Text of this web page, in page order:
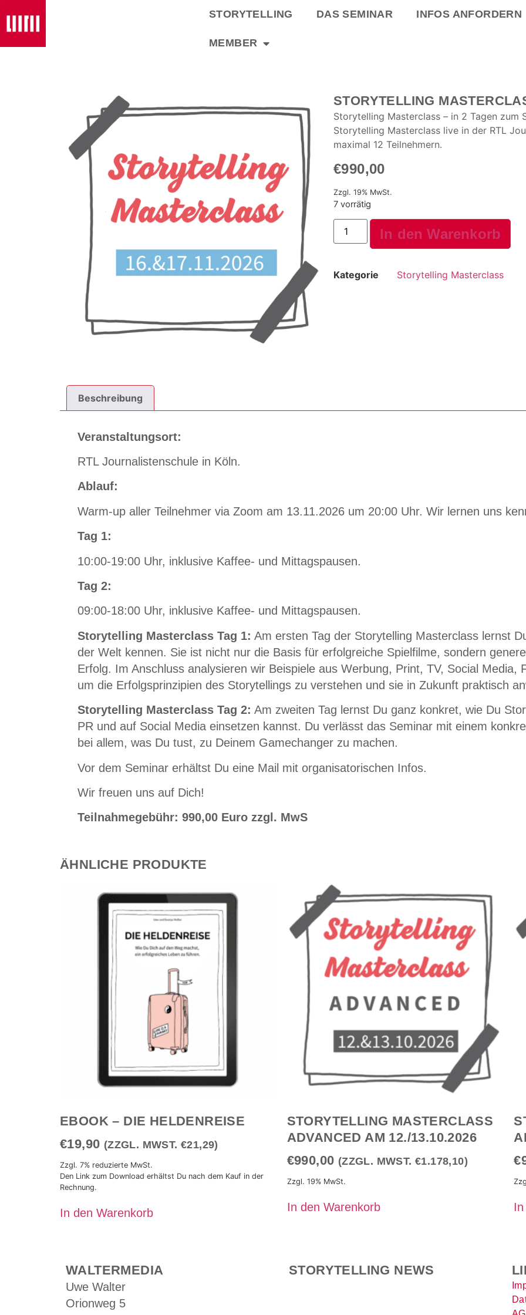
STORYTELLING DAS SEMINAR INFOS ANFORDERN
MEMBER
STORYTELLING
Storytelling Masterclass – in 2 Tagen
Storytelling Masterclass live in der RTL
maximal 12 Teilnehmern.
€990,00
Zzgl. 19% MwSt.
7 vorrätig
In den Warenkorb
Kategorie Storytelling Masterclass
Beschreibung
Veranstaltungsort:
RTL Journalistenschule in Köln.
Ablauf:
Warm-up aller Teilnehmer via Zoom am 13.11.2026 um 20:00 Uhr. Wir lernen uns
Tag 1:
10:00-19:00 Uhr, inklusive Kaffee- und Mittagspausen.
Tag 2:
09:00-18:00 Uhr, inklusive Kaffee- und Mittagspausen.
Storytelling Masterclass Tag 1: Am ersten Tag der Storytelling Masterclass lernst
der Welt kennen. Sie ist nicht nur die Basis für erfolgreiche Spielfilme, sondern
Erfolg. Im Anschluss analysieren wir Beispiele aus Werbung, Print, TV, Social Media,
um die Erfolgsprinzipien des Storytellings zu verstehen und sie in Zukunft praktisch
Storytelling Masterclass Tag 2: Am zweiten Tag lernst Du ganz konkret, wie Du
PR und auf Social Media einsetzen kannst. Du verlässt das Seminar mit einem
bei allem, was Du tust, zu Deinem Gamechanger zu machen.
Vor dem Seminar erhältst Du eine Mail mit organisatorischen Infos.
Wir freuen uns auf Dich!
Teilnahmegebühr: 990,00 Euro zzgl. MwS
ÄHNLICHE PRODUKTE
EBOOK – DIE HELDENREISE
€19,90 (ZZGL. MWST.€21,29)
Zzgl. 7% reduzierte MwSt.
Den Link zum Download erhältst Du nach dem Kauf in der
Rechnung.
In den Warenkorb
STORYTELLING MASTERCLASS
ADVANCED AM 12./13.10.2026
€990,00 (ZZGL. MWST.€1.178,10)
Zzgl. 19% MwSt.
In den Warenkorb
€
WALTERMEDIA
Uwe Walter
Orionweg 5
STORYTELLING NEWS